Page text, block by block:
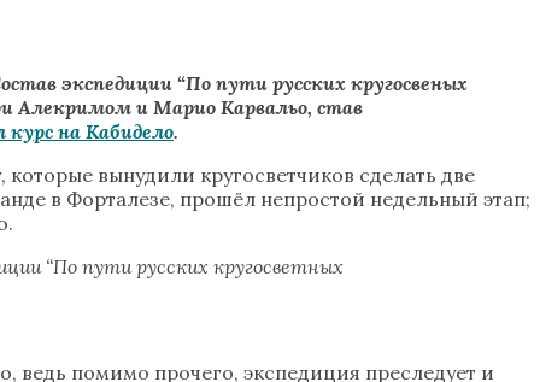
экспедиции “По пути русских кругосвеных
Алекримом и Марио Карвальо, став
курс на Кабидело.
вынудили кругосветчиков сделать две
в Форталезе, прошёл непростой недельный этап;
“По пути русских кругосветных
ведь помимо прочего, экспедиция преследует и